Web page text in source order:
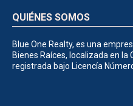
QUIÉNES SOMOS
Blue One Realty, es una
Bienes Raíces, localizada en
registrada bajo Licencía